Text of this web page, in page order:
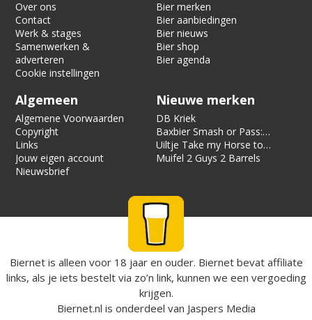
Over ons
Contact
Werk & stages
Samenwerken &
adverteren
Cookie instellingen
Bier merken
Bier aanbiedingen
Bier nieuws
Bier shop
Bier agenda
Algemeen
Algemene Voorwaarden
Copyright
Links
Jouw eigen account
Nieuwsbrief
Nieuwe merken
DB Kriek
Baxbier Smash or Pass:
Strata
Uiltje Take my Horse to
the Hotel Room
Muifel 2 Guys 2 Barrels
Biernet is alleen voor 18 jaar en ouder. Biernet bevat affiliate
links, als je iets bestelt via zo’n link, kunnen we een vergoeding
krijgen.
Biernet.nl is onderdeel van Jaspers Media